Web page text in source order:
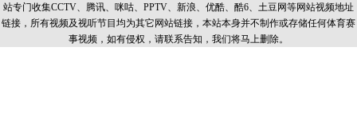
站专门收集CCTV、腾讯、咪咕、PPTV、新浪、优酷、酷6、土豆网等网站视频地址
链接，所有视频及视听节目均为其它网站链接，本站本身并不制作或存储任何体育赛
事视频，如有侵权，请联系告知，我们将马上删除。